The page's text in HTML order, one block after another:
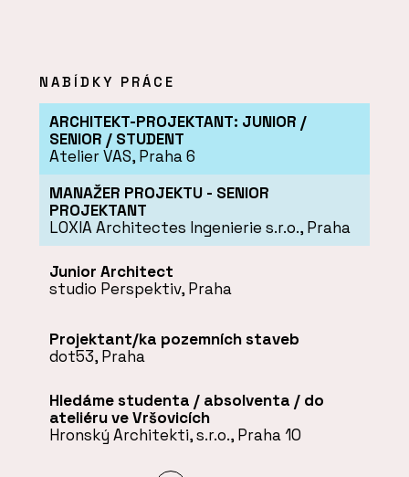
NABÍDKY PRÁCE
ARCHITEKT-PROJEKTANT: JUNIOR /
SENIOR / STUDENT
Atelier VAS, Praha 6
MANAŽER PROJEKTU - SENIOR
PROJEKTANT
LOXIA Architectes Ingenierie s.r.o., Praha
Junior Architect
studio Perspektiv, Praha
Projektant/ka pozemních staveb
dot53, Praha
Hledáme studenta / absolventa / do
ateliéru ve Vršovicích
Hronský Architekti, s.r.o., Praha 10